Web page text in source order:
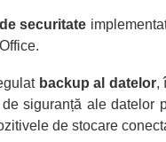
securitate
backup al datelor,
siguranță ale datelor
de stocare